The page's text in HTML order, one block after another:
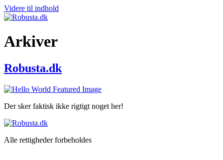
Videre til indhold
Arkiver
Robusta.dk
Der sker faktisk ikke rigtigt noget her!
Alle rettigheder forbeholdes